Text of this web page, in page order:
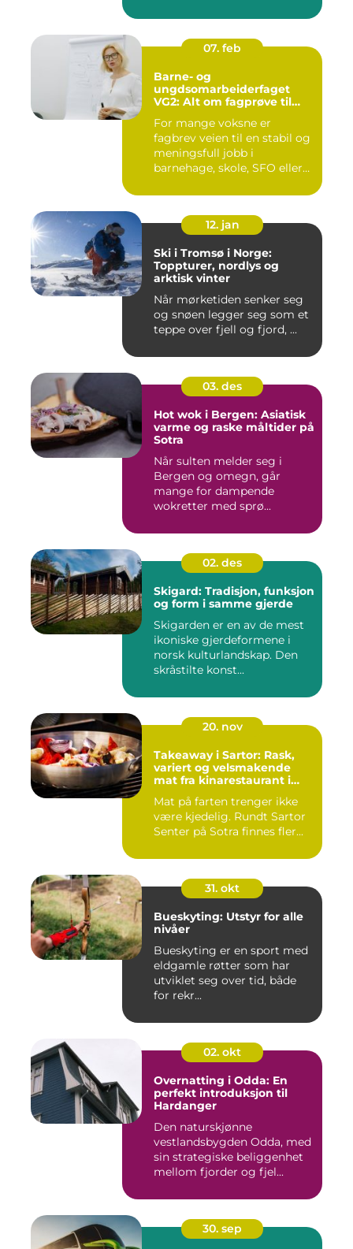
07. feb
Barne- og
ungdsomarbeiderfaget
VG2: Alt om fagprøve til
ungdomsarbeider
For mange voksne er
fagbrev veien til en stabil og
meningsfull jobb i
barnehage, skole, SFO eller
12. jan
Ski i Tromsø i Norge:
Toppturer, nordlys og
arktisk vinter
Når mørketiden senker seg
og snøen legger seg som et
teppe over fjell og fjord, ...
03. des
Hot wok i Bergen: Asiatisk
varme og raske måltider på
Sotra
Når sulten melder seg i
Bergen og omegn, går
mange for dampende
wokretter med sprø...
02. des
Skigard: Tradisjon, funksjon
og form i samme gjerde
Skigarden er en av de mest
ikoniske gjerdeformene i
norsk kulturlandskap. Den
skråstilte konst...
20. nov
Takeaway i Sartor: Rask,
variert og velsmakende
mat fra kinarestaurant i
Mat på farten trenger ikke
være kjedelig. Rundt Sartor
Senter på Sotra finnes fler...
31. okt
Bueskyting: Utstyr for alle
nivåer
Bueskyting er en sport med
eldgamle røtter som har
utviklet seg over tid, både
for rekr...
02. okt
Overnatting i Odda: En
perfekt introduksjon til
Hardanger
Den naturskjønne
vestlandsbygden Odda, med
sin strategiske beliggenhet
mellom fjorder og fjel...
30. sep